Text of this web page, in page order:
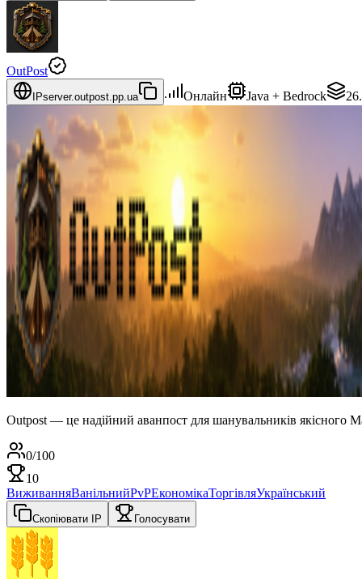
OutPost
IPserver.outpost.pp.ua Онлайн Java + Bedrock
Outpost — це надійний аванпост для шанувальників якісного
0/100
10
ВиживанняВанільнийPvPЕкономікаТоргівляУкраїнський
Скопіювати IP Голосувати